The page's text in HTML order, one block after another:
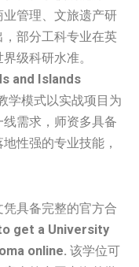
管理、文旅遗产研
部分工科专业在英
级科研水准。
and Islands
学模式以实战项目为
需求，师资多具备
性强的专业技能，
具备完整的官方合
get a University
online. 该学位可